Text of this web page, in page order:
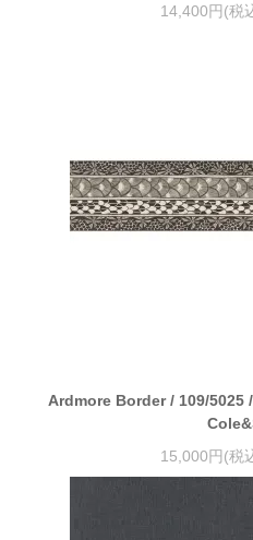
14,400円(税
Ardmore Border / 109/
15,000円(税